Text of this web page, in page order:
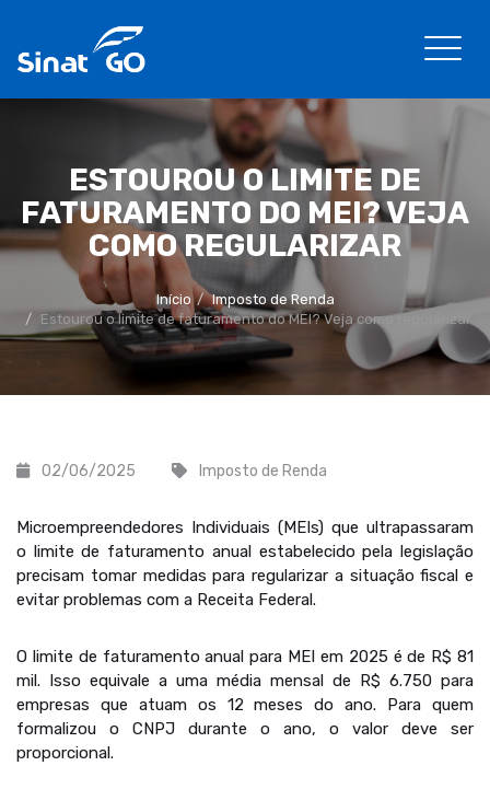
ESTOUROU O LIMITE DE
FATURAMENTO DO MEI? VEJA
COMO REGULARIZAR
Início
Imposto de Renda
Estourou o limite de faturamento do MEI? Veja como regularizar
02/06/2025 Imposto de Renda
Microempreendedores Individuais (MEIs) que ultrapassaram
o limite de faturamento anual estabelecido pela legislação
precisam tomar medidas para regularizar a situação fiscal e
evitar problemas com a Receita Federal.
O limite de faturamento anual para MEI em 2025 é de R$ 81
mil. Isso equivale a uma média mensal de R$ 6.750 para
empresas que atuam os 12 meses do ano. Para quem
formalizou o CNPJ durante o ano, o valor deve ser
proporcional.